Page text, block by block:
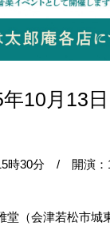
10月13日
分 / 開演：
堂（会津若松市城